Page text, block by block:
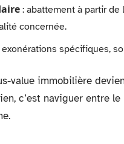
: abattement à partir
concernée.
spécifiques,
value immobilière
c’est naviguer entre